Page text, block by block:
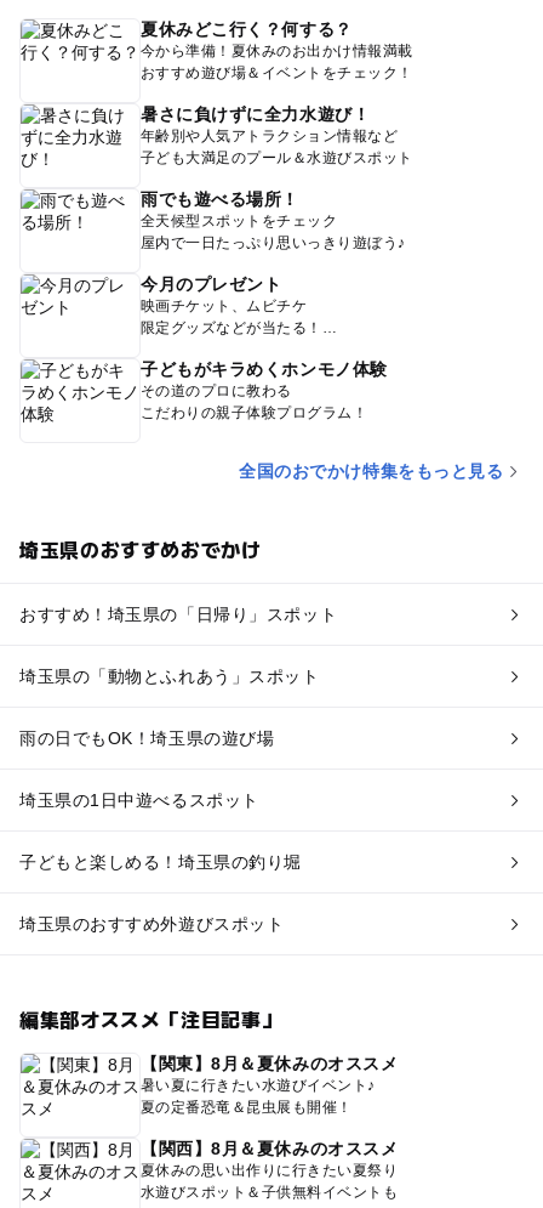
夏休みどこ行く？何する？
今から準備！夏休みのお出かけ情報満載
おすすめ遊び場＆イベントをチェック！
暑さに負けずに全力水遊び！
年齢別や人気アトラクション情報など
子ども大満足のプール＆水遊びスポット
雨でも遊べる場所！
全天候型スポットをチェック
屋内で一日たっぷり思いっきり遊ぼう♪
今月のプレゼント
映画チケット、ムビチケ
限定グッズなどが当たる！
子どもがキラめくホンモノ体験
その道のプロに教わる
こだわりの親子体験プログラム！
全国のおでかけ特集をもっと見る
埼玉県のおすすめおでかけ
おすすめ！埼玉県の「日帰り」スポット
埼玉県の「動物とふれあう」スポット
雨の日でもOK！埼玉県の遊び場
埼玉県の1日中遊べるスポット
子どもと楽しめる！埼玉県の釣り堀
埼玉県のおすすめ外遊びスポット
編集部オススメ「注目記事」
【関東】8月＆夏休みのオススメ
暑い夏に行きたい水遊びイベント♪
夏の定番恐竜＆昆虫展も開催！
【関西】8月＆夏休みのオススメ
夏休みの思い出作りに行きたい夏祭り
水遊びスポット＆子供無料イベントも